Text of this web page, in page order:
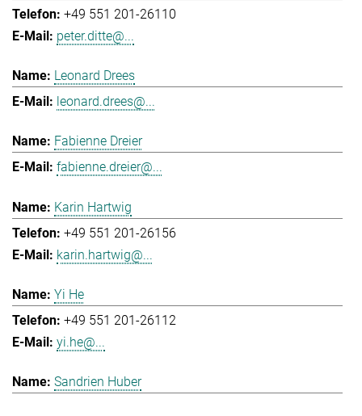
+49 551 201-26110
peter.ditte@...
Leonard Drees
leonard.drees@...
Fabienne Dreier
fabienne.dreier@...
Karin Hartwig
+49 551 201-26156
karin.hartwig@...
Yi He
+49 551 201-26112
yi.he@...
Sandrien Huber